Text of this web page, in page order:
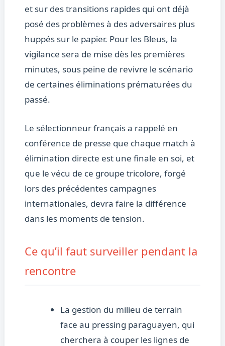
et sur des transitions rapides qui ont déjà
posé des problèmes à des adversaires plus
huppés sur le papier. Pour les Bleus, la
vigilance sera de mise dès les premières
minutes, sous peine de revivre le scénario
de certaines éliminations prématurées du
passé.
Le sélectionneur français a rappelé en
conférence de presse que chaque match à
élimination directe est une finale en soi, et
que le vécu de ce groupe tricolore, forgé
lors des précédentes campagnes
internationales, devra faire la différence
dans les moments de tension.
Ce qu’il faut surveiller pendant la
rencontre
La gestion du milieu de terrain
face au pressing paraguayen, qui
cherchera à couper les lignes de